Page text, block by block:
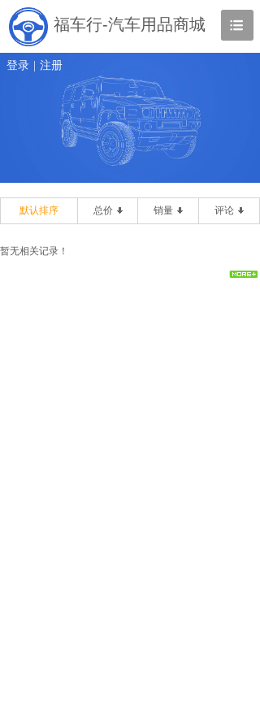
福车行-汽车用品商城
登录 注册
默认排序 总价 销量 评论
暂无相关记录！